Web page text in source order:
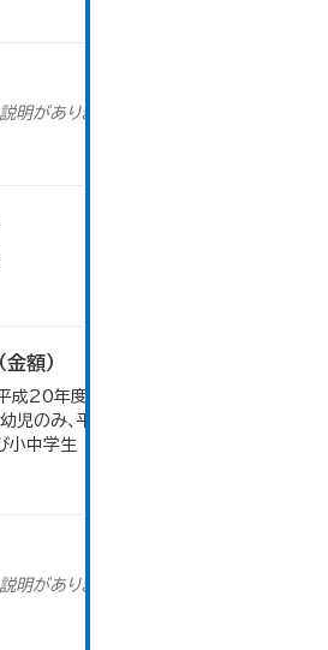
明がありません
額）
成20年度から変更 乳幼児・小中高
児のみ、平成20年度から令和元年
小中学生
明がありません